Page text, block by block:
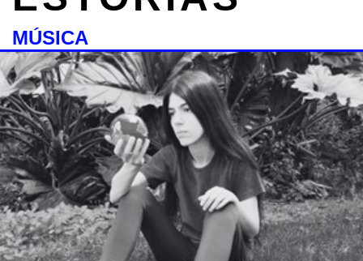
MÚSICA